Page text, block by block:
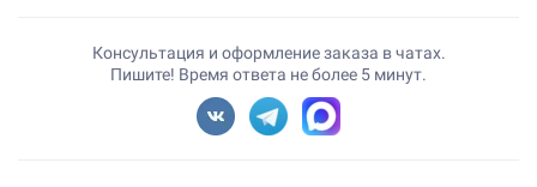
Консультация и оформление заказа в чатах.
Пишите! Время ответа не более 5 минут.